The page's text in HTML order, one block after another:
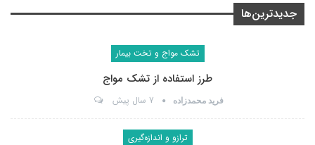
جدیدترین‌ها
تشک مواج و تخت بیمار
طرز استفاده از تشک مواج
فرید محمدزاده 7 سال پیش
ترازو و اندازه‌گیری